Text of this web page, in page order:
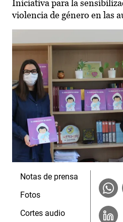
Iniciativa para la
violencia de género en las
Notas de prensa
Fotos
Cortes audio